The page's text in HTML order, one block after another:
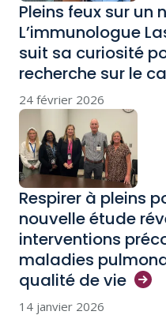
Pleins feux sur un
L’immunologue
suit sa curiosité
recherche sur le
24 février 2026
Respirer à pleins
nouvelle étude
interventions
maladies
qualité devie
14 janvier 2026